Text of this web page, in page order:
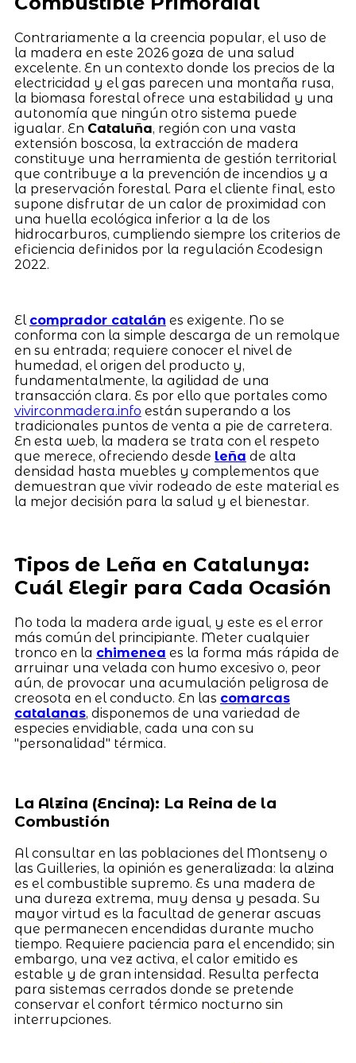
Contrariamente a la creencia popular, el uso de
la madera en este 2026 goza de una salud
excelente. En un contexto donde los precios de la
electricidad y el gas parecen una montaña rusa,
la biomasa forestal ofrece una estabilidad y una
autonomía que ningún otro sistema puede
igualar. En Cataluña, región con una vasta
extensión boscosa, la extracción de madera
constituye una herramienta de gestión territorial
que contribuye a la prevención de incendios y a
la preservación forestal. Para el cliente final, esto
supone disfrutar de un calor de proximidad con
una huella ecológica inferior a la de los
hidrocarburos, cumpliendo siempre los criterios de
eficiencia definidos por la regulación Ecodesign
2022.
El comprador catalán es exigente. No se
conforma con la simple descarga de un remolque
en su entrada; requiere conocer el nivel de
humedad, el origen del producto y,
fundamentalmente, la agilidad de una
transacción clara. Es por ello que portales como
vivirconmadera.info están superando a los
tradicionales puntos de venta a pie de carretera.
En esta web, la madera se trata con el respeto
que merece, ofreciendo desde leña de alta
densidad hasta muebles y complementos que
demuestran que vivir rodeado de este material es
la mejor decisión para la salud y el bienestar.
Tipos de Leña en Catalunya:
Cuál Elegir para Cada Ocasión
No toda la madera arde igual, y este es el error
más común del principiante. Meter cualquier
tronco en la chimenea es la forma más rápida de
arruinar una velada con humo excesivo o, peor
aún, de provocar una acumulación peligrosa de
creosota en el conducto. En las comarcas
catalanas, disponemos de una variedad de
especies envidiable, cada una con su
"personalidad" térmica.
La Alzina (Encina): La Reina de la
Combustión
Al consultar en las poblaciones del Montseny o
las Guilleries, la opinión es generalizada: la alzina
es el combustible supremo. Es una madera de
una dureza extrema, muy densa y pesada. Su
mayor virtud es la facultad de generar ascuas
que permanecen encendidas durante mucho
tiempo. Requiere paciencia para el encendido; sin
embargo, una vez activa, el calor emitido es
estable y de gran intensidad. Resulta perfecta
para sistemas cerrados donde se pretende
conservar el confort térmico nocturno sin
interrupciones.